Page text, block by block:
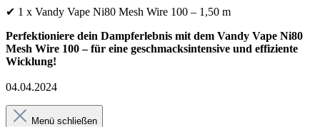
✔ 1 x Vandy Vape Ni80 Mesh Wire 100 – 1,50 m
Perfektioniere dein Dampferlebnis mit dem Vandy Vape Ni80
Mesh Wire 100 – für eine geschmacksintensive und effiziente
Wicklung!
04.04.2024
Menü schließen